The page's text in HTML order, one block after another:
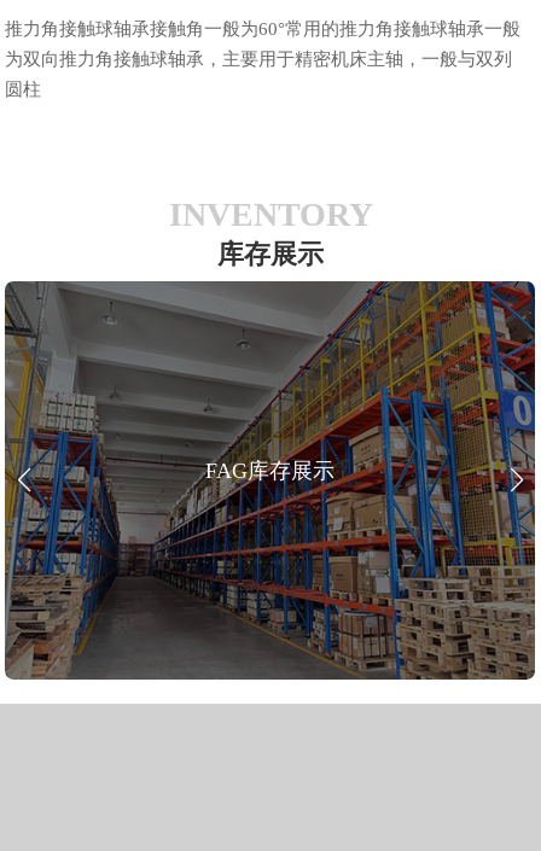
推力角接触球轴承接触角一般为60°常用的推力角接触球轴承一般
为双向推力角接触球轴承，主要用于精密机床主轴，一般与双列
圆柱
INVENTORY
库存展示
FAG库存展示